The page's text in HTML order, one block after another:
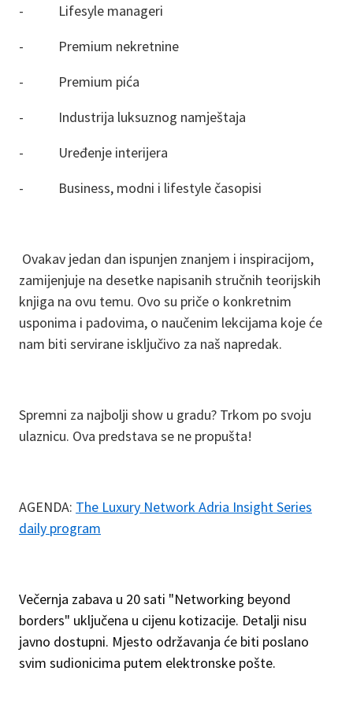
- Lifesyle manageri
- Premium nekretnine
- Premium pića
- Industrija luksuznog namještaja
- Uređenje interijera
- Business, modni i lifestyle časopisi
Ovakav jedan dan ispunjen znanjem i inspiracijom,
zamijenjuje na desetke napisanih stručnih teorijskih
knjiga na ovu temu. Ovo su priče o konkretnim
usponima i padovima, o naučenim lekcijama koje će
nam biti servirane isključivo za naš napredak.
Spremni za najbolji show u gradu? Trkom po svoju
ulaznicu. Ova predstava se ne propušta!
AGENDA: The Luxury Network Adria Insight Series
daily program
Večernja zabava u 20 sati "Networking beyond
borders" uključena u cijenu kotizacije. Detalji nisu
javno dostupni. Mjesto održavanja će biti poslano
svim sudionicima putem elektronske pošte.